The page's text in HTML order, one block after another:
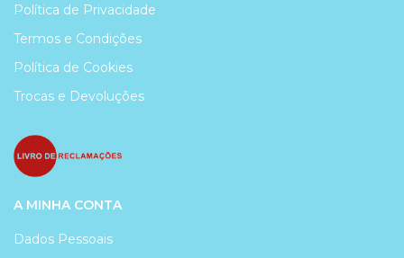
Política de Privacidade
Termos e Condições
Política de Cookies
Trocas e Devoluções
A MINHA CONTA
Dados Pessoais